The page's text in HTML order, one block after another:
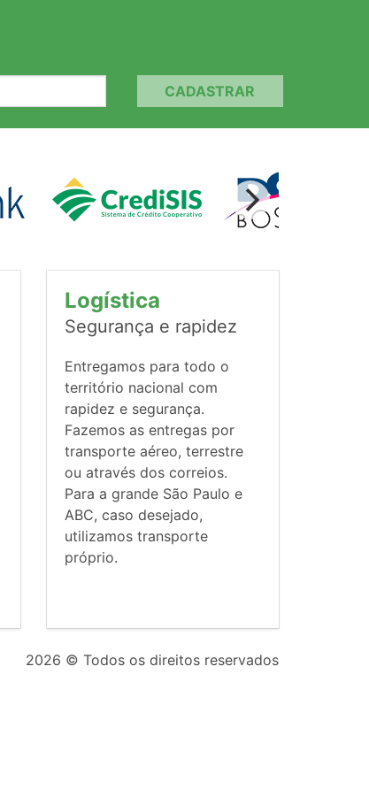
CADASTRAR
Logística
Segurança e rapidez
Entregamos para todo o
território nacional com
rapidez e segurança.
Fazemos as entregas por
transporte aéreo, terrestre
ou através dos correios.
Para a grande São Paulo e
ABC, caso desejado,
utilizamos transporte
próprio.
2026 © Todos os direitos reservados